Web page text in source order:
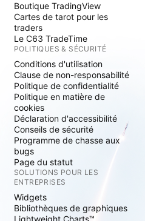
Boutique TradingView
Cartes de tarot pour les
traders
Le C63 TradeTime
POLITIQUES & SÉCURITÉ
Conditions d'utilisation
Clause de non-responsabilité
Politique de confidentialité
Politique en matière de
cookies
Déclaration d'accessibilité
Conseils de sécurité
Programme de chasse aux
bugs
Page du statut
SOLUTIONS POUR LES
ENTREPRISES
Widgets
Bibliothèques de graphiques
Lightweight Charts™